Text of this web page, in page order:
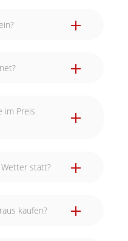
im Preis
statt?
kaufen?